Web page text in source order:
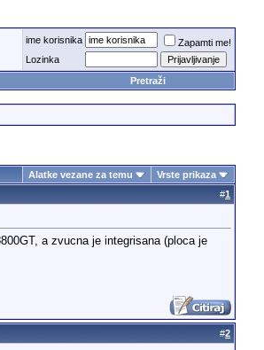
ime korisnika
Zapamti me!
Lozinka
Pretraži
Alatke vezane za temu
Vrste prikaza
#1
a zvucna je integrisana (ploca je
#2